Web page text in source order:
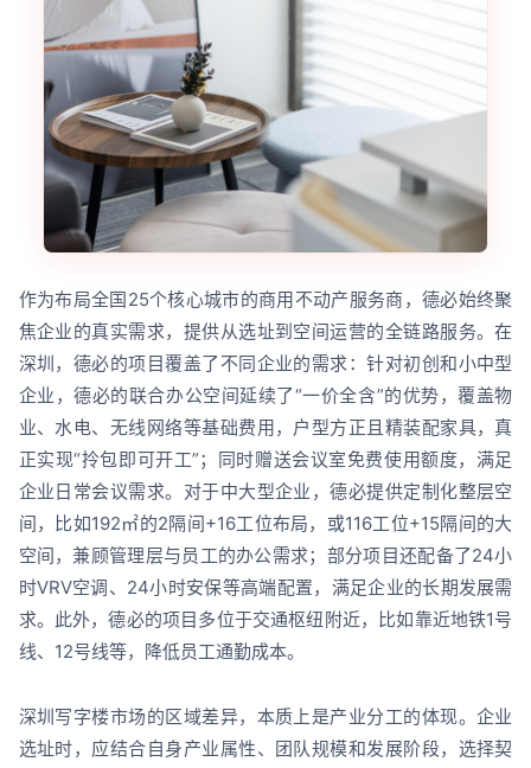
作为布局全国25个核心城市的商用不动产服务商，德必始终聚
焦企业的真实需求，提供从选址到空间运营的全链路服务。在
深圳，德必的项目覆盖了不同企业的需求：针对初创和小中型
企业，德必的联合办公空间延续了“一价全含”的优势，覆盖物
业、水电、无线网络等基础费用，户型方正且精装配家具，真
正实现“拎包即可开工”；同时赠送会议室免费使用额度，满足
企业日常会议需求。对于中大型企业，德必提供定制化整层空
间，比如192㎡的2隔间+16工位布局，或116工位+15隔间的大
空间，兼顾管理层与员工的办公需求；部分项目还配备了24小
时VRV空调、24小时安保等高端配置，满足企业的长期发展需
求。此外，德必的项目多位于交通枢纽附近，比如靠近地铁1号
线、12号线等，降低员工通勤成本。
深圳写字楼市场的区域差异，本质上是产业分工的体现。企业
选址时，应结合自身产业属性、团队规模和发展阶段，选择契